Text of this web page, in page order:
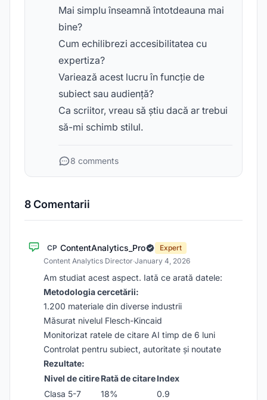
Mai simplu înseamnă întotdeauna mai
bine?
Cum echilibrezi accesibilitatea cu
expertiza?
Variează acest lucru în funcție de
subiect sau audiență?
Ca scriitor, vreau să știu dacă ar trebui
să-mi schimb stilul.
8 comments
8 Comentarii
CP ContentAnalytics_Pro
Expert
Content Analytics Director·January 4, 2026
Am studiat acest aspect. Iată ce arată datele:
Metodologia cercetării:
1.200 materiale din diverse industrii
Măsurat nivelul Flesch-Kincaid
Monitorizat ratele de citare AI timp de 6 luni
Controlat pentru subiect, autoritate și noutate
Rezultate:
Nivel de citireRată de citareIndex
Clasa 5-7
18%
0.9